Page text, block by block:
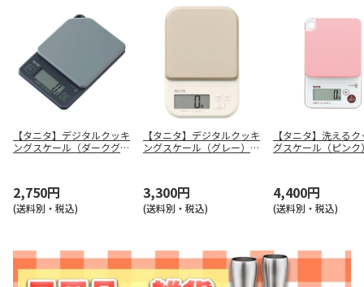
【タニタ】デジタルクッキ
ングスケール（ダークグレ
2,750円
(送料別・税込)
【タニタ】デジタルクッキ
ングスケール（グレー）
3,300円
(送料別・税込)
【タニタ】洗える
グスケール（ピン
4,400円
(送料別・税込)